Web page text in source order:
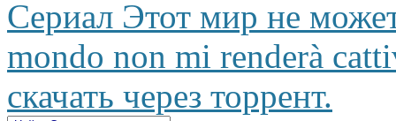
Сериал Этот мир не
mondo non mi renderà
скачать через торрент.